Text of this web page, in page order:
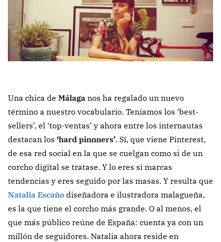
Una chica de Málaga nos ha regalado un nuevo
término a nuestro vocabulario. Teníamos los ‘best-
sellers’, el ‘top-ventas’ y ahora entre los internautas
destacan los ‘hard pinnners’. Sí, que viene Pinterest,
de esa red social en la que se cuelgan como si de un
corcho digital se tratase. Y lo eres si marcas
tendencias y eres seguido por las masas. Y resulta que
Natalia Escaño diseñadora e ilustradora malagueña,
es la que tiene el corcho más grande. O al menos, el
que más público reúne de España: cuenta ya con un
millón de seguidores. Natalia ahora reside en